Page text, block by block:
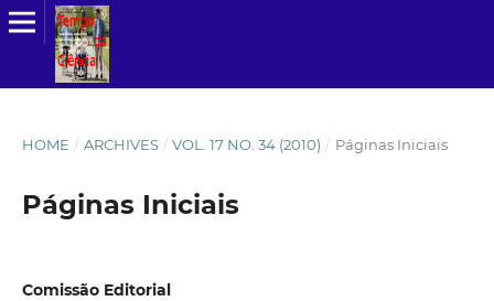
HOME / ARCHIVES / VOL. 17 NO. 34 (2010) / Páginas Iniciais
Páginas Iniciais
Comissão Editorial